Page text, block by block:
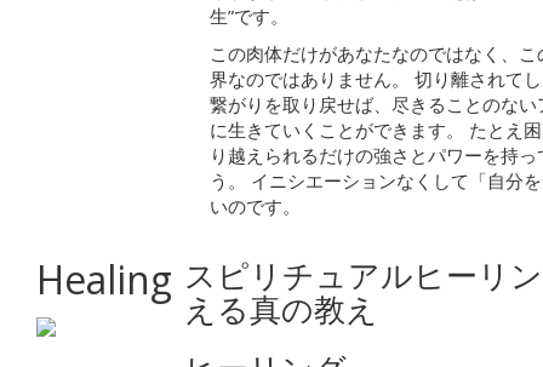
生”です。
この肉体だけがあなたなのではなく、
界なのではありません。 切り離されて
繋がりを取り戻せば、尽きることのな
に生きていくことができます。 たとえ
り越えられるだけの強さとパワーを持
う。 イニシエーションなくして「自分
いのです。
Healing スピリチュアルヒーリ
える真の教え